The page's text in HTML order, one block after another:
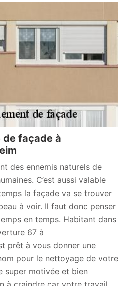
de façade à
des ennemis naturels de
C’est aussi valable
la façade va se trouver
à voir. Il faut donc penser
en temps. Habitant dans
67 à
prêt à vous donner une
pour le nettoyage de votre
super motivée et bien